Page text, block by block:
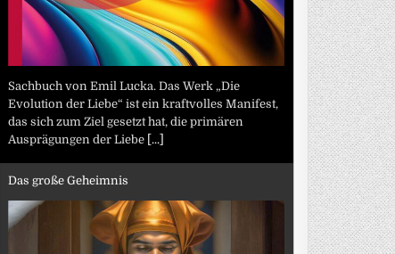
Sachbuch von Emil Lucka. Das Werk „Die
Evolution der Liebe“ ist ein kraftvolles Manifest,
das sich zum Ziel gesetzt hat, die primären
Ausprägungen der Liebe [...]
Das große Geheimnis